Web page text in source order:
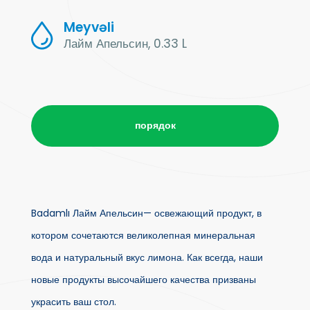
Meyvəli
Лайм Апельсин, 0.33 L
Badamlı Лайм Апельсин— освежающий продукт, в
котором сочетаются великолепная минеральная
вода и натуральный вкус лимона. Как всегда, наши
новые продукты высочайшего качества призваны
украсить ваш стол.
порядок